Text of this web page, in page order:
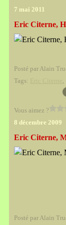
7 mai 2011
Eric Citerne,
Posté par Alain
Tags:
,
Vous aimez ?
8 décembre 2009
Eric Citerne,
Posté par Alain